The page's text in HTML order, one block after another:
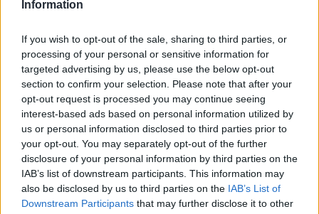
Information
If you wish to opt-out of the sale, sharing to third parties, or
processing of your personal or sensitive information for
targeted advertising by us, please use the below opt-out
section to confirm your selection. Please note that after your
opt-out request is processed you may continue seeing
interest-based ads based on personal information utilized by
us or personal information disclosed to third parties prior to
your opt-out. You may separately opt-out of the further
disclosure of your personal information by third parties on the
IAB’s list of downstream participants. This information may
also be disclosed by us to third parties on the IAB’s List of
Downstream Participants that may further disclose it to other
Añadir un comentario ...
🪐🚀 Canciones para Ver las Estrellas:
Psicodelia y Space Rock 🎸✨
🌌🚀 Viaje intergaláctico: la mejor selección de
psicodelia, space rock y atmósferas cósmicas para
tus noches de astronomía. 🪐🎸 Desconecta, mira
al firmamento y siente la gravedad cero. 💾 ¡Guarda
esta colección para tu próxima noche estrellada!